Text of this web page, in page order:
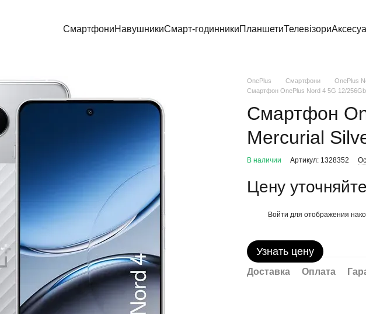
СмартфониНавушникиСмарт-годинникиПланшетиТелевізори
OnePlus Смартфони OnePlus
Смартфон OnePlus Nord 4 5G 12/
Смартфон
Mercurial
В наличии Артикул: 1328352
Цену уточняйте
Войти для отображения
Узнать цену
Доставка Оплата